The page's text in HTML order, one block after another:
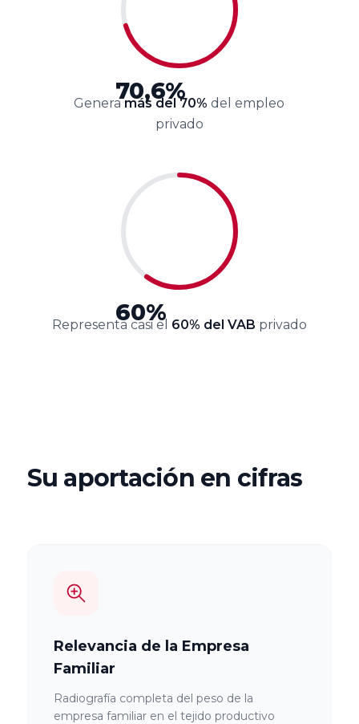
70,6%
Generamás del 70% del empleo
privado
60%
Representa casi el 60% del VAB privado
Su aportación en cifras
Relevancia de la Empresa
Familiar
Radiografía completa del peso de la
empresa familiar en el tejido productivo